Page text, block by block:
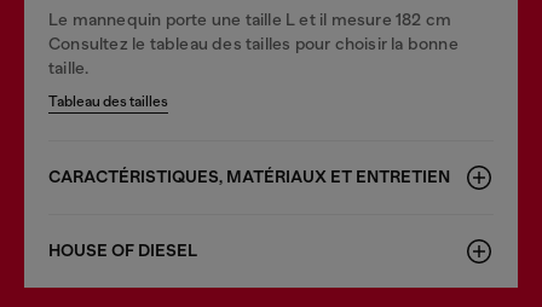
Le mannequin porte une taille L et il mesure 182 cm
Consultez le tableau des tailles pour choisir la bonne
taille.
Tableau des tailles
CARACTÉRISTIQUES, MATÉRIAUX ET ENTRETIEN
HOUSE OF DIESEL